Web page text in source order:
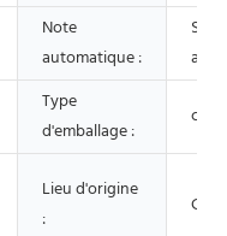
Note
automatique :
Type
d'emballage :
Lieu d'origine
: